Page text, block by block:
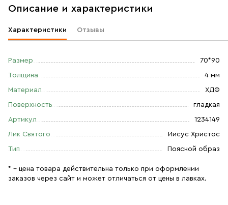
Описание и характеристики
Характеристики Отзывы
Размер 70*90
Толщина 4 мм
Материал ХДФ
Поверхность гладкая
Артикул 1234149
Лик Святого Иисус Христос
Тип Поясной образ
* – цена товара действительна только при оформлении
заказов через сайт и может отличаться от цены в лавках.